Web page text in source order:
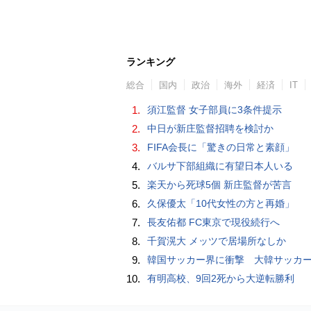
ランキング
総合 国内 政治 海外 経済 IT
1. 須江監督 女子部員に3条件提示
2. 中日が新庄監督招聘を検討か
3. FIFA会長に「驚きの日常と素顔」
4. バルサ下部組織に有望日本人いる
5. 楽天から死球5個 新庄監督が苦言
6. 久保優太「10代女性の方と再婚」
7. 長友佑都 FC東京で現役続行へ
8. 千賀滉大 メッツで居場所なしか
9. 韓国サッカー界に衝撃 大韓サッカー協会に外国人審判への“性的接待”疑惑 韓国メディ
10. 有明高校、9回2死から大逆転勝利